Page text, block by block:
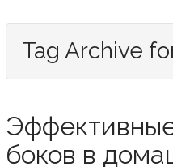
Tag Archive
боков в